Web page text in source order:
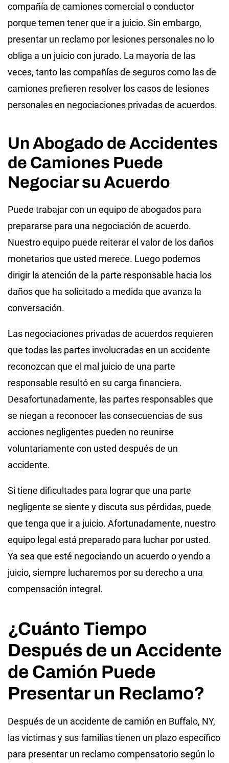
compañía de camiones comercial o conductor
porque temen tener que ir a juicio. Sin embargo,
presentar un reclamo por lesiones personales no lo
obliga a un juicio con jurado. La mayoría de las
veces, tanto las compañías de seguros como las de
camiones prefieren resolver los casos de lesiones
personales en negociaciones privadas de acuerdos.
Un Abogado de Accidentes
de Camiones Puede
Negociar su Acuerdo
Puede trabajar con un equipo de abogados para
prepararse para una negociación de acuerdo.
Nuestro equipo puede reiterar el valor de los daños
monetarios que usted merece. Luego podemos
dirigir la atención de la parte responsable hacia los
daños que ha solicitado a medida que avanza la
conversación.
Las negociaciones privadas de acuerdos requieren
que todas las partes involucradas en un accidente
reconozcan que el mal juicio de una parte
responsable resultó en su carga financiera.
Desafortunadamente, las partes responsables que
se niegan a reconocer las consecuencias de sus
acciones negligentes pueden no reunirse
voluntariamente con usted después de un
accidente.
Si tiene dificultades para lograr que una parte
negligente se siente y discuta sus pérdidas, puede
que tenga que ir a juicio. Afortunadamente, nuestro
equipo legal está preparado para luchar por usted.
Ya sea que esté negociando un acuerdo o yendo a
juicio, siempre lucharemos por su derecho a una
compensación integral.
¿Cuánto Tiempo
Después de un Accidente
de Camión Puede
Presentar un Reclamo?
Después de un accidente de camión en Buffalo, NY,
las víctimas y sus familias tienen un plazo específico
para presentar un reclamo compensatorio según lo